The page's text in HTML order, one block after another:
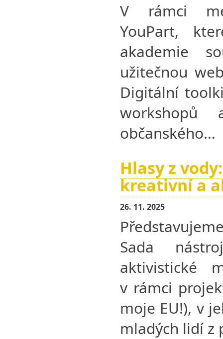
V rámci
YouPart,
akademie
užitečnou
Digitální
občanského…
Hlasy z
kreativní a
26. 11. 2025
Sada
aktivistické
v rámci
moje EU!), v
mladých lidí z